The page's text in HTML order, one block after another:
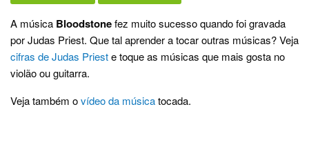
A música Bloodstonefez muito sucesso quando foi gravada
por Judas Priest. Que tal aprender a tocar outras músicas? Veja
cifras de Judas Prieste toque as músicas que mais gosta no
violão ou guitarra.
Veja também ovídeo da músicatocada.